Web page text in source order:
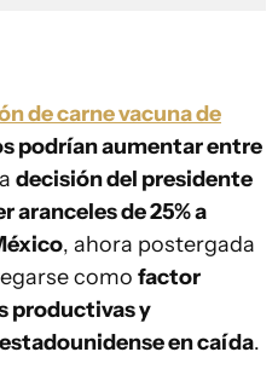
de carne vacuna de
podrían aumentar entre
decisión del presidente
aranceles de 25% a
, ahora postergada
como factor
productivas y
en caída.